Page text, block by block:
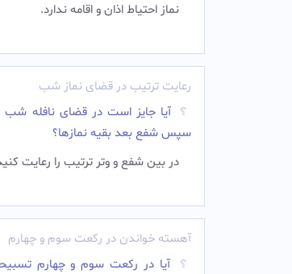
نماز احتیاط اذان و اقامه ندارد.
رعایت ترتیب در قضای نماز شب
آیا جایز است در قضای نافله شب
سپس شفع بعد بقیه نمازها؟
در بین شفع و وتر ترتیب را رعایت
آهسته خواندن در رکعت سوم و چهارم
آیا در رکعت سوم و چهارم